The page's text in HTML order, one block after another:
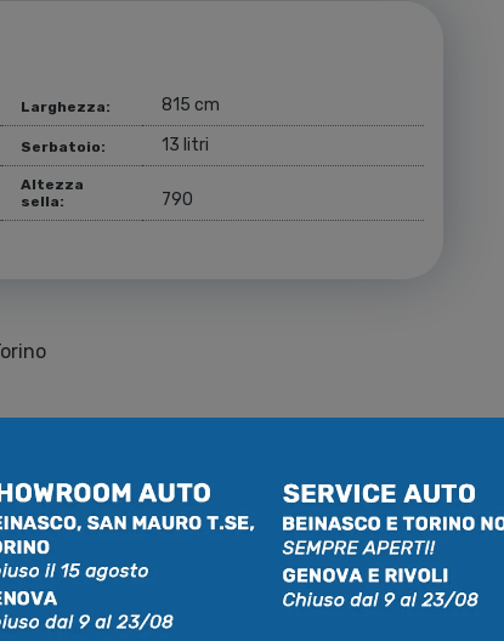
Larghezza: 815 cm
Serbatoio: 13 litri
Altezza
sella:
790
, all’interno di Mo.Vi. Mobility Village, dove poter
al miglior prezzo.